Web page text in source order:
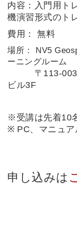
内容：入門用ト
機演習形式のト
費用： 無料
場所： NV5
ーニングルーム
〒 113-
ビル3F
※受講は先着10
※ PC、マニュア
申し込みは